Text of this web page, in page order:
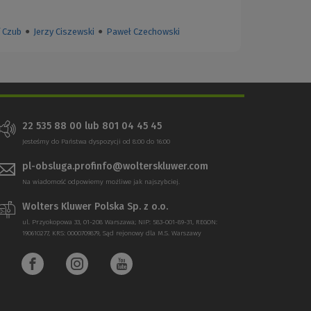
● Jerzy Ciszewski ● Paweł Czechowski
22 535 88 00 lub 801 04 45 45
Jesteśmy do Państwa dyspozycji od 8:00 do 16:00
pl-obsluga.profinfo@wolterskluwer.com
Na wiadomość odpowiemy możliwe jak najszybciej.
Wolters Kluwer Polska Sp. z o.o.
ul. Przyokopowa 33, 01-208 Warszawa; NIP: 583-001-89-31, REGON:
190610277, KRS: 0000709879, Sąd rejonowy dla M.S. Warszawy